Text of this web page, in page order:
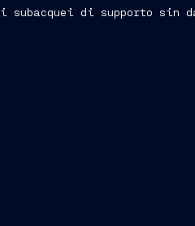
di supporto sin